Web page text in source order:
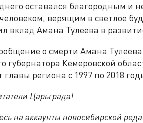
оставался благородным и
верящим в светлое
вклад Амана Тулеева в
о смерти Амана Тулеева
губернатора Кемеровской
главы региона с 1997 по 2018
Царьграда!
на аккаунты новосибирской